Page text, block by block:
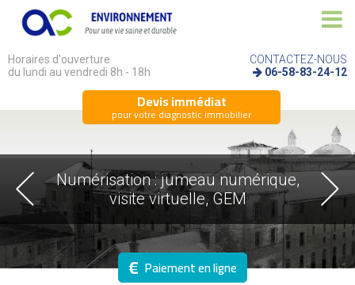
Horaires d'ouverture
du lundi au vendredi 8h - 18h
CONTACTEZ-NOUS
06-58-83-24-12
Devis immédiat
pour votre diagnostic immobilier
€ Paiement en ligne
Numérisation : jumeau numérique,
visite virtuelle, GEM